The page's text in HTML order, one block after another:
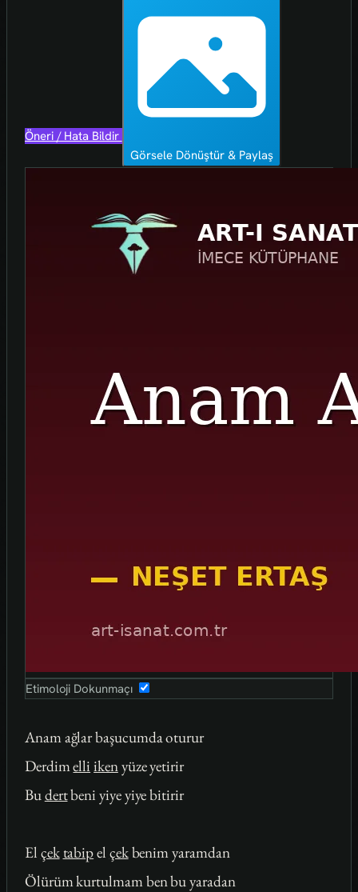
Öneri / Hata Bildir
Görsele Dönüştür & Paylaş
Etimoloji Dokunmaçı
Anam ağlar başucumda oturur
Derdimelli ikenyüze yetirir
Budertbeni yiye yiye bitirir
El çek tabipel çekbenim yaramdan
Ölürüm kurtulmam ben bu yaradan